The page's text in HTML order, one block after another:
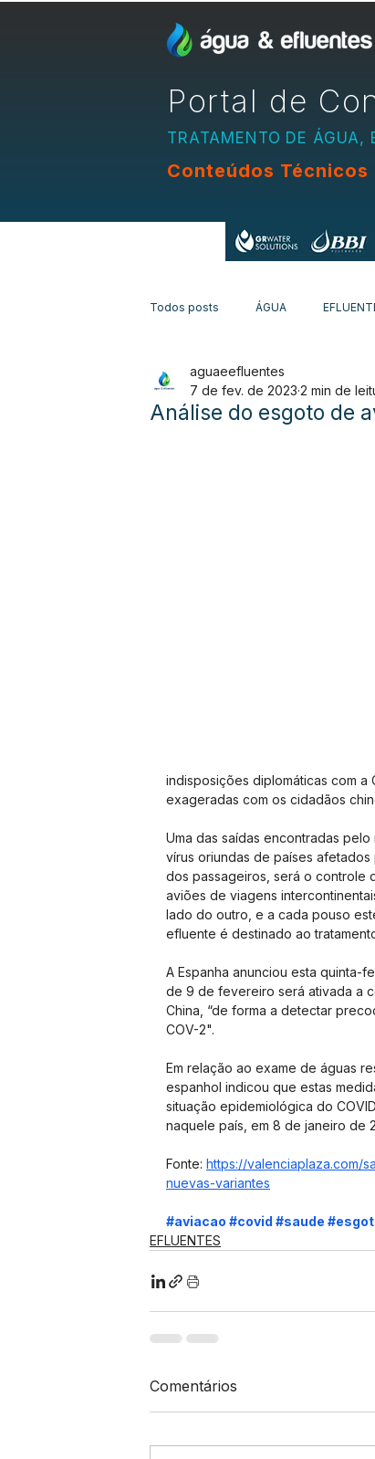
Portal de
TRATAMENTO DE ÁGUA,
Conteúdos Técnicos
Todos posts ÁGUA
EQUIPAMENTOS
Análise do esgoto de
aguaeefluentes
7 de fev. de 2023 2 min de
indisposições diplomáticas com a
exageradas com os cidadãos
Uma das saídas encontradas
vírus oriundas de países
dos passageiros, será o controle
aviões de viagens
lado do outro, e a cada pouso
efluente é destinado ao
A Espanha anunciou esta quinta-
de 9 de fevereiro será ativada a
China, “de forma a detectar
COV-2".
Em relação ao exame de águas
espanhol indicou que estas
situação epidemiológica do
naquele país, em 8 de janeiro de
Fonte: https://valenciaplaza.com/
nuevas-variantes
#aviacao #covid #saude
EFLUENTES
Comentários